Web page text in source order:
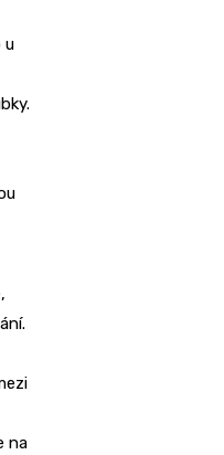
u
na